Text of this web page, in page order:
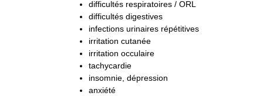
difficultés respiratoires / ORL
difficultés digestives
infections urinaires répétitives
irritation cutanée
irritation occulaire
tachycardie
insomnie, dépression
anxiété